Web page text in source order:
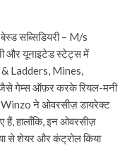
सब्सिडियरी – M/s
और यूनाइटेड स्टेट्स में
Ladders, Mines,
गेम्स ऑफ़र करके रियल-मनी
ने ओवरसीज़ डायरेक्ट
हैं, हालाँकि, इन ओवरसीज़
से शेयर और कंट्रोल किया